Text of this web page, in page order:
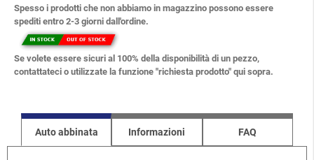
Spesso i prodotti che non abbiamo in magazzino possono essere
spediti entro 2-3 giorni dall'ordine.
Se volete essere sicuri al 100% della disponibilità di un pezzo,
contattateci o utilizzate la funzione "richiesta prodotto" qui sopra.
Auto abbinata Informazioni FAQ